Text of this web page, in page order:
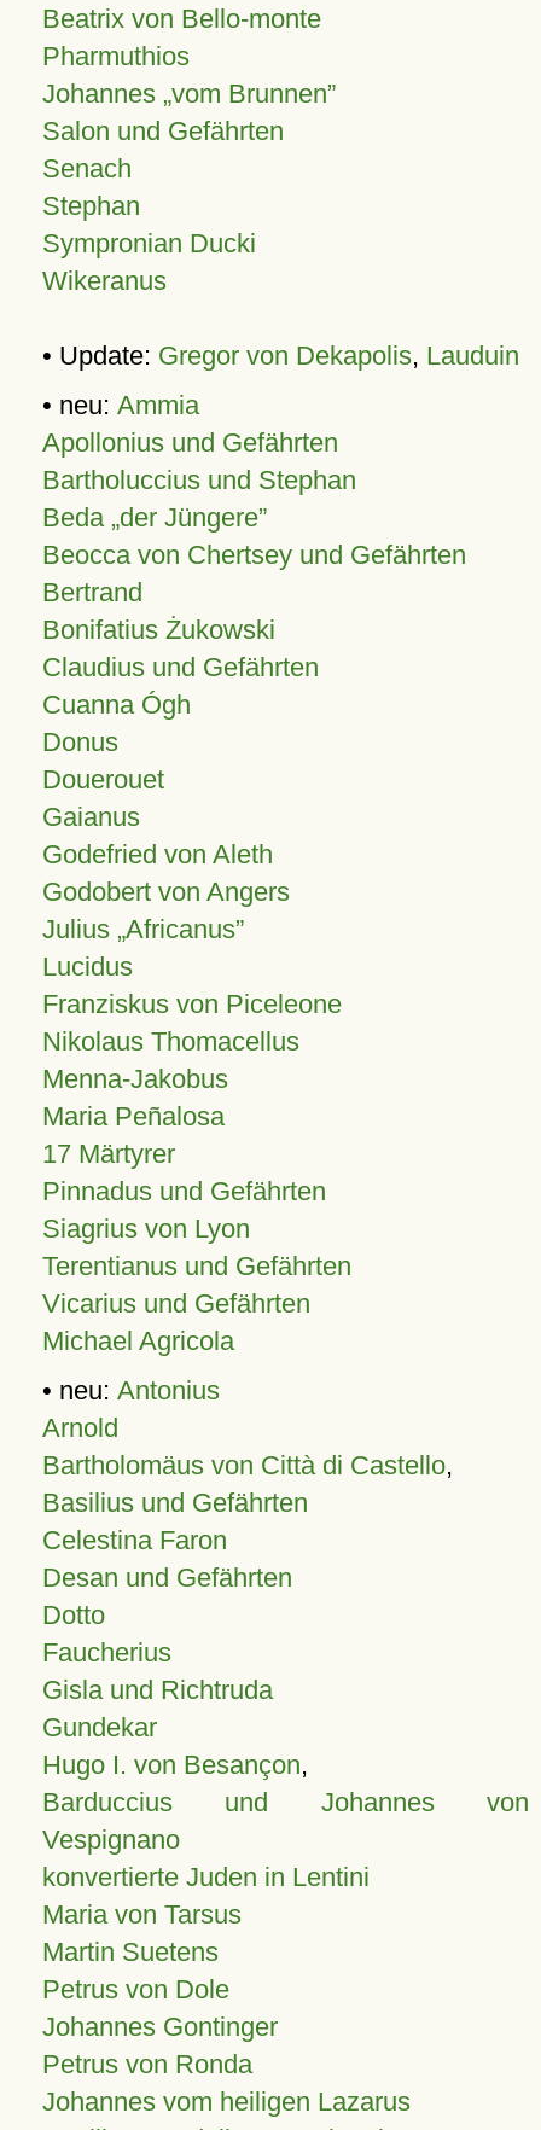
Beatrix von Bello-monte
Pharmuthios
Johannes vom Brunnen
Salon und Gefährten
Senach
Stephan
Sympronian Ducki
Wikeranus
• Update: Gregor von Dekapolis, Lauduin
• neu: Ammia
Apollonius und Gefährten
Bartholuccius und Stephan
Beda „der Jüngere”
Beocca von Chertsey und Gefährten
Bertrand
Bonifatius Żukowski
Claudius und Gefährten
Cuanna Ógh
Donus
Douerouet
Gaianus
Godefried von Aleth
Godobert von Angers
Julius Africanus
Lucidus
Franziskus von Piceleone
Nikolaus Thomacellus
Menna-Jakobus
Maria Peñalosa
17 Märtyrer
Pinnadus und Gefährten
Siagrius von Lyon
Terentianus und Gefährten
Vicarius und Gefährten
Michael Agricola
• neu: Antonius
Arnold
Bartholomäus von Città di Castello,
Basilius und Gefährten
Celestina Faron
Desan und Gefährten
Dotto
Faucherius
Gisla und Richtruda
Gundekar
Hugo I. von Besançon,
Barduccius und Johannes von
Vespignano
konvertierte Juden in Lentini
Maria von Tarsus
Martin Suetens
Petrus von Dole
Johannes Gontinger
Petrus von Ronda
Johannes vom heiligen Lazarus